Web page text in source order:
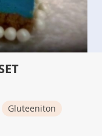
Gluteeniton